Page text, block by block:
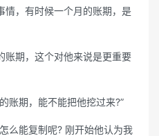
情，有时候一个月的账期，是
账期，这个对他来说是更重要
账期，能不能把他挖过来?”
么能复制呢? 刚开始他认为我